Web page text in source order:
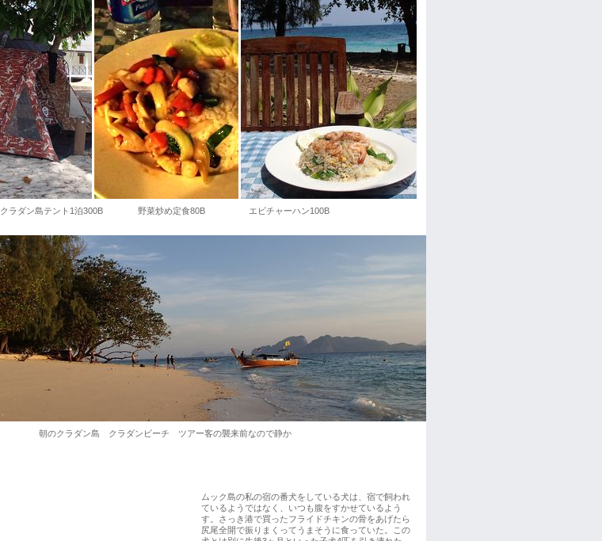
クラダン島テント1泊300B 野菜炒め定食80B エビチャーハン100B
朝のクラダン島 クラダンビーチ ツアー客の襲来前なので静か
ムック島の私の宿の番犬をしている犬は、宿で飼われ
ているようではなく、いつも腹をすかせているよう
す。さっき港で買ったフライドチキンの骨をあげたら
尻尾全開で振りまくってうまそうに食っていた。この